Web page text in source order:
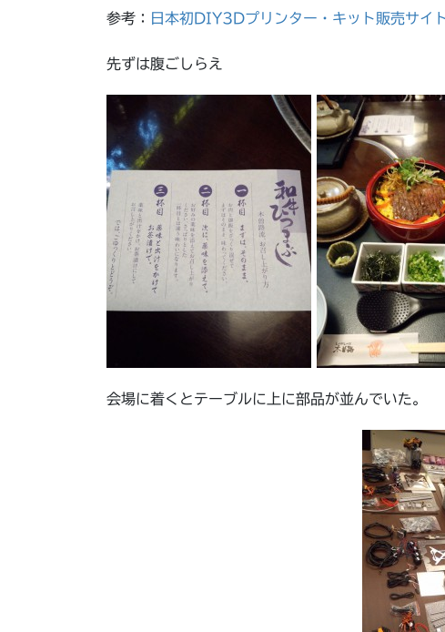
参考： 日本初DIY3Dプリンター・キット販売サイ
先ずは腹ごしらえ
会場に着くとテーブルに上に部品が並んでいた。